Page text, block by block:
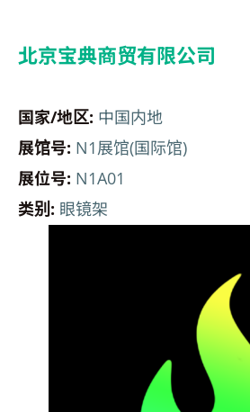
北京宝典商贸有限公司
国家/地区: 中国内地
展馆号: N1展馆(国际馆)
展位号: N1A01
类别: 眼镜架